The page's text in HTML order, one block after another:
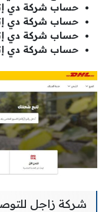
حساب شركة دي
حساب شركة دي
حساب شركة دي
حساب شركة دي
شركة زاجل